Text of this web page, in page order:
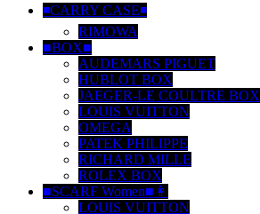
◾️CARRY CASE◾️
RIMOWA
■BOX■
AUDEMARS PIGUET
HUBLOT BOX
JAEGER-LE COULTRE BOX
LOUIS VUITTON
OMEGA
PATEK PHILIPPE
RICHARD MILLE
ROLEX BOX
■SCARF Women■👩
LOUIS VUITTON